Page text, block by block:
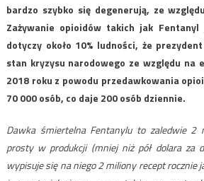
bardzo szybko się degenerują, ze
Zażywanie opioidów takich jak
dotyczy około 10% ludności, że
stan kryzysu narodowego ze względu na
2018 roku z powodu przedawkowania
70 000 osób, co daje 200 osób dziennie.
Dawka śmiertelna Fentanylu to zaledwie
prosty w produkcji (mniej niż pół dolara za
wypisuje się na niego 2 miliony recept rocznie